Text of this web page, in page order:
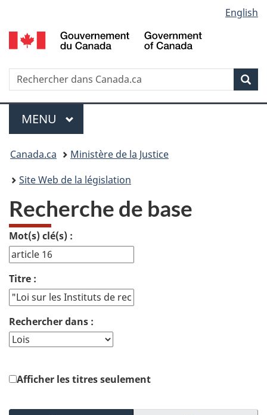
au
contenu
Â«
propos
de
la
HTML
simplifiÃ©e
selection
English
Recherche
Menu
MENU PRINCIPAL
Vous
etes
ici
Canada.ca
Ministère de la Justice
Site Web de la législation
Recherche de base
Mot(s) clé(s) :
Titre :
Rechercher dans :
Afficher les titres seulement